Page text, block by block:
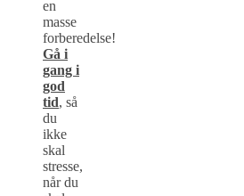
en
masse
forberedelse!
Gå i
gang i
god
tid, så
du
ikke
skal
stresse,
når du